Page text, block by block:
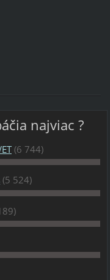
najviac ?
(6 744)
(5 524)